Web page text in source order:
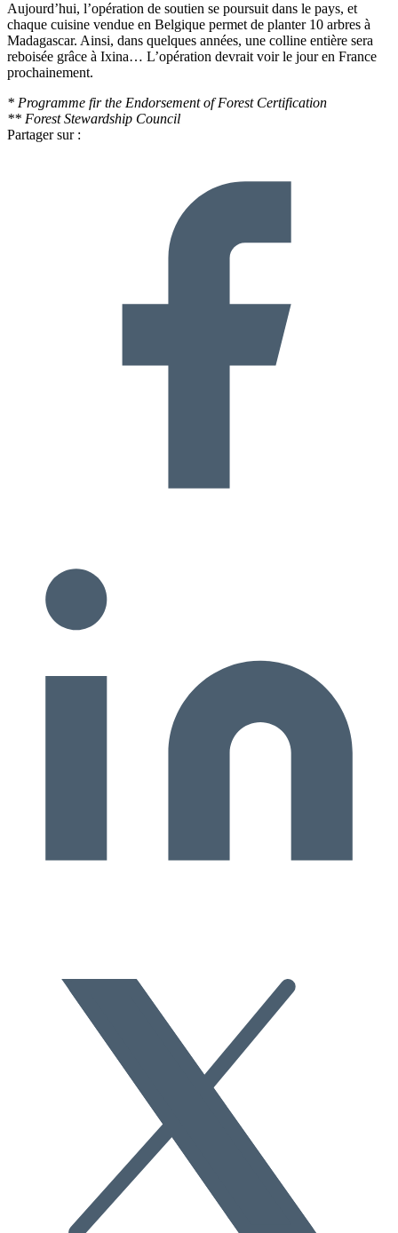
Aujourd’hui, l’opération de soutien se poursuit dans le pays, et
chaque cuisine vendue en Belgique permet de planter 10 arbres à
Madagascar. Ainsi, dans quelques années, une colline entière sera
reboisée grâce à Ixina… L’opération devrait voir le jour en France
prochainement.
* Programme fir the Endorsement of Forest Certification
** Forest Stewardship Council
Partager sur :